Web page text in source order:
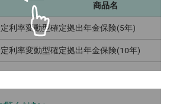
商品名
利率変動型確定拠出年金保険(5年)
利率変動型確定拠出年金保険(10年)